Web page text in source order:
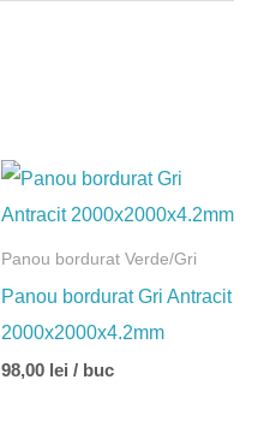
Panou bordurat Verde/Gri
Panou bordurat Gri Antracit
2000x2000x4.2mm
98,00 lei / buc